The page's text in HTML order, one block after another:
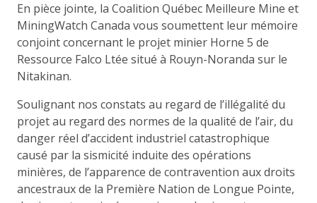
En pièce jointe, la Coalition Québec Meilleure Mine et
MiningWatch Canada vous soumettent leur mémoire
conjoint concernant le projet minier Horne 5 de
Ressource Falco Ltée situé à Rouyn-Noranda sur le
Nitakinan.
Soulignant nos constats au regard de l’illégalité du
projet au regard des normes de la qualité de l’air, du
danger réel d’accident industriel catastrophique
causé par la sismicité induite des opérations
minières, de l’apparence de contravention aux droits
ancestraux de la Première Nation de Longue Pointe,